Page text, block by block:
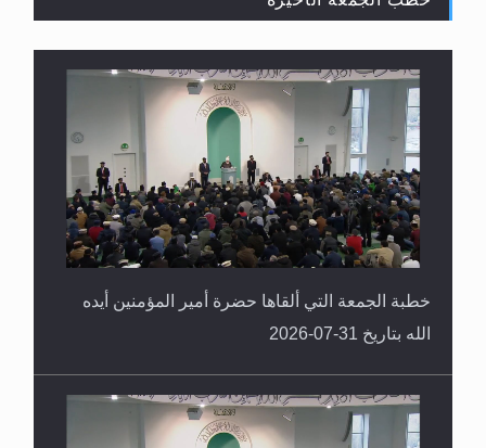
القرآن قاضٍ وحكمٌ على السنة ومهيمنٌ عليها.. ليس
العكس
خطبة الجمعة التي ألقاها حضرة أمير المؤمنين أيده
الله بتاريخ 31-07-2026